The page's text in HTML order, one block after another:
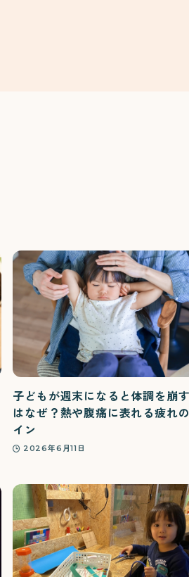
子どもが週末になると体調を崩
はなぜ？熱や腹痛に表れる疲れ
イン
2026年6月11日